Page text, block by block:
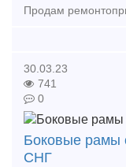
30.03.23
741
0
Боковые рамы
СНГ